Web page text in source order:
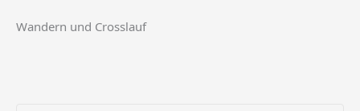
Wandern und Crosslauf